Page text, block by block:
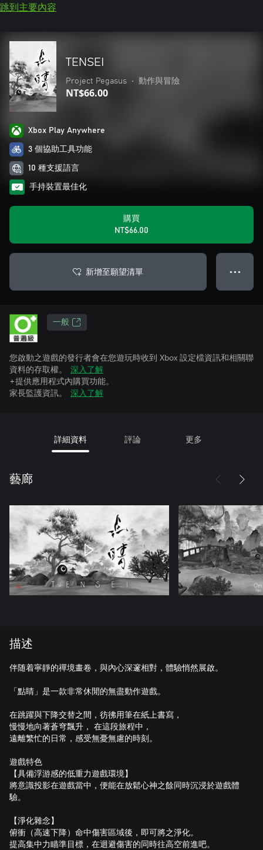
跳到主要內容
TENSEI
Project Pegasus • 動作與冒險
NT$66.00
Xbox Play Anywhere
3 個協助工具功能
10 種支援語言
手持裝置最佳化
購買
NT$66.00
新增至願望清單 ● ● ●
一般
您啟動之遊戲的發行者會在您遊玩時收到 Xbox 設定檔資訊和相關聯
資料的存取權。
深入了解
+提供應用程式內購買功能。
家長監護資訊。
深入了解
詳細資料 評論 更多
藝廊
描述
伴随着寧靜的禪境畫卷，與內心深邃相對，體驗悄然展啟。
「點睛」是一款非常休閒的無盡動作遊戲。
在跳躍與下降交替之間，彷彿用筆在紙上書寫，
慢慢地向著蒼穹飄升， 在這段旅程中，
遠離繁忙的日常，感受無憂無慮的時刻。
遊戲特色
【具備浮游感的低重力遊戲環境】
將意識投影在遊戲當中，便能在放鬆心神之餘同時沉浸於遊戲體
驗。
【淨化雜念】
俯衝（高速下降）命中傷害區域後，即可將之淨化。
提高集中力瞄準目標，在迴避傷害的同時往高空前進吧。